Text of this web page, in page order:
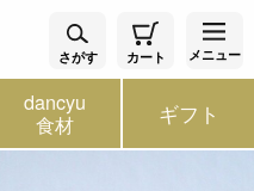
さがす カート メニュー
dancyu
食材 ギフト